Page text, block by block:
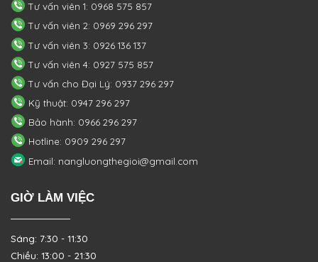
Tư vấn viên 1: 0968 575 857
Tư vấn viên 2: 0969 296 297
Tư vấn viên 3: 0926 136 137
Tư vấn viên 4: 0927 575 857
Tư vấn cho Đại Lý: 0937 296 297
Kỹ thuật: 0947 296 297
Bảo hành: 0966 296 297
Hotline: 0909 296 297
Email: nangluongthegioi@gmail.com
GIỜ LÀM VIỆC
Sáng: 7:30 - 11:30
Chiều: 13:00 - 21:30